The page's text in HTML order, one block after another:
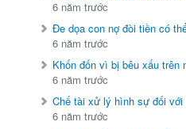
6 năm trước
Đe dọa con nợ đòi tiền có
6 năm trước
Khốn đốn vì bị bêu xấu trên
6 năm trước
Chế tài xử lý hình sự đối với
6 năm trước